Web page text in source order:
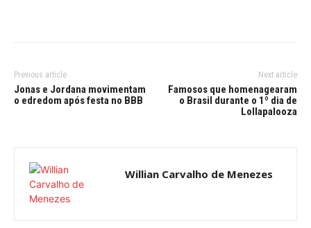
Previous article
Jonas e Jordana movimentam
o edredom após festa no BBB
Next article
Famosos que homenagearam
o Brasil durante o 1º dia de
Lollapalooza
Willian Carvalho de Menezes